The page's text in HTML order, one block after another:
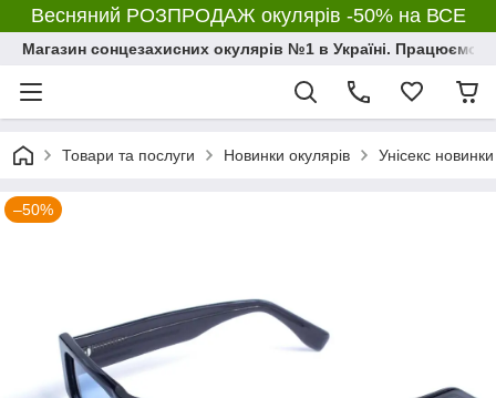
Весняний РОЗПРОДАЖ окулярів -50% на ВСЕ
Магазин сонцезахисних окулярів №1 в Україні. Працюємо з
Товари та послуги Новинки окулярів Унісекс
–50%